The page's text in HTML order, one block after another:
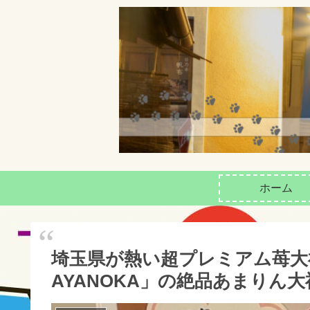
ホーム
埼玉県が熱い超プレミアム苺
AYANOKA」の絶品あまりん